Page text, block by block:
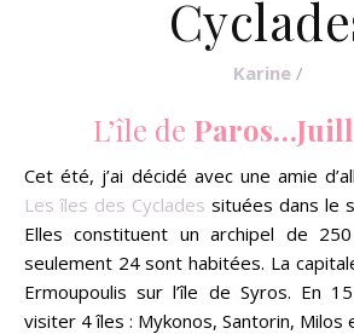
Karine /
L’île de
Cet été, j’ai décidé avec une amie
Les îles des Cyclades situées dans le
Elles constituent un archipel de
seulement 24 sont habitées. La
Ermoupoulis sur l’île de Syros. En
visiter 4 îles : Mykonos, Santorin, Milos